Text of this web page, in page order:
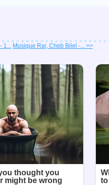
1... Musique Rai, Cheb Bilel -... >>